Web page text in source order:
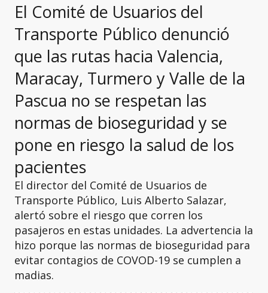
El Comité de Usuarios del
Transporte Público denunció
que las rutas hacia Valencia,
Maracay, Turmero y Valle de la
Pascua no se respetan las
normas de bioseguridad y se
pone en riesgo la salud de los
pacientes
El director del Comité de Usuarios de
Transporte Público, Luis Alberto Salazar,
alertó sobre el riesgo que corren los
pasajeros en estas unidades. La advertencia la
hizo porque las normas de bioseguridad para
evitar contagios de COVOD-19 se cumplen a
madias.